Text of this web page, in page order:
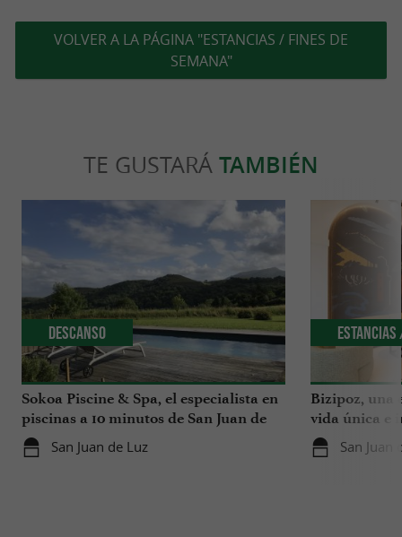
VOLVER A LA PÁGINA "ESTANCIAS / FINES DE
SEMANA"
TE GUSTARÁ TAMBIÉN
Sokoa Piscine & Spa, el especialista en
piscinas a 10 minutos de San Juan de
Luz
San Juan de Luz
Descanso
Bizipoz, una
vida única e
disfrutar en
San Juan
Estancias